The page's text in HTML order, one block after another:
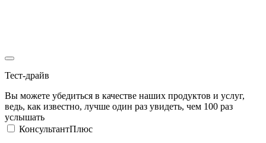
Тест-драйв
Вы можете убедиться в качестве наших продуктов и услуг,
ведь, как известно, лучше один раз увидеть, чем 100 раз
услышать
КонсультантПлюс